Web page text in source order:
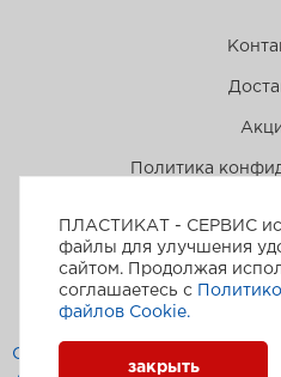
Пластикат-
Создание и поддержка сайта
Политика
ПЛАСТИКАТ - СЕРВИС
файлы для улучшения
сайтом. Продолжая
соглашаетесь с
файлов Сookie.
закрыть